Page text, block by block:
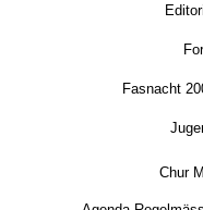
Fasnacht
Chur